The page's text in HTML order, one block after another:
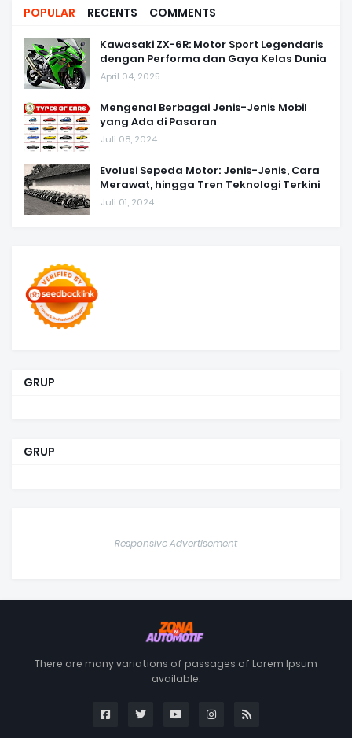
POPULAR RECENTS COMMENTS
Kawasaki ZX-6R: Motor Sport Legendaris
dengan Performa dan Gaya Kelas Dunia
April 04, 2025
Mengenal Berbagai Jenis-Jenis Mobil
yang Ada di Pasaran
Juli 08, 2024
Evolusi Sepeda Motor: Jenis-Jenis, Cara
Merawat, hingga Tren Teknologi Terkini
Juli 01, 2024
GRUP
GRUP
Responsive Advertisement
There are many variations of passages of Lorem Ipsum
available.